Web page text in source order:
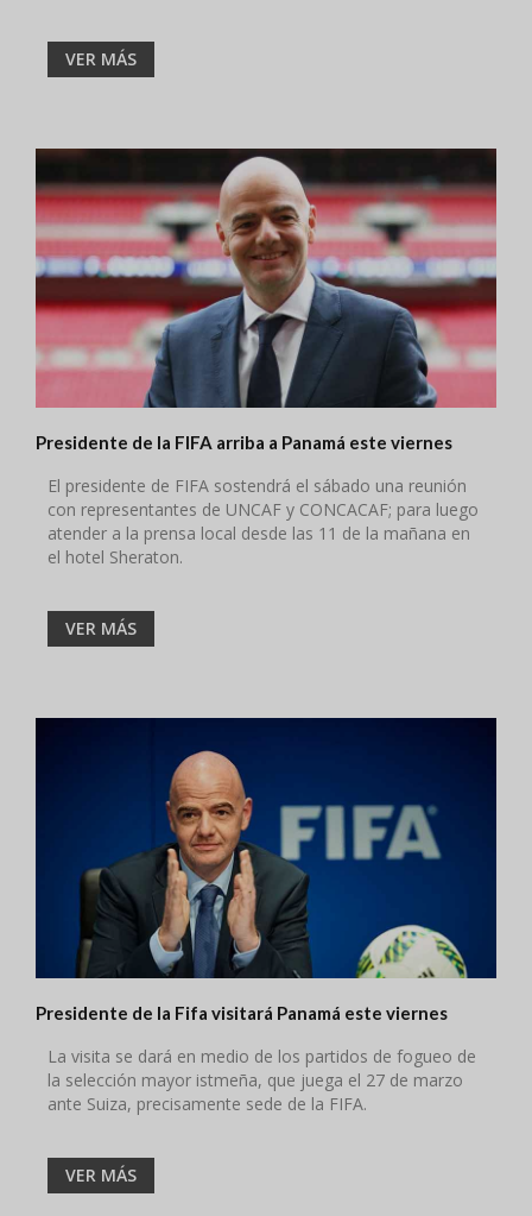
VER MÁS
Presidente de la FIFA arriba a Panamá este viernes
El presidente de FIFA sostendrá el sábado una reunión
con representantes de UNCAF y CONCACAF; para luego
atender a la prensa local desde las 11 de la mañana en
el hotel Sheraton.
VER MÁS
Presidente de la Fifa visitará Panamá este viernes
La visita se dará en medio de los partidos de fogueo de
la selección mayor istmeña, que juega el 27 de marzo
ante Suiza, precisamente sede de la FIFA.
VER MÁS